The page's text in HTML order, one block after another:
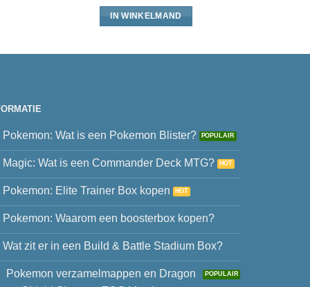
IN WINKELMAND
Pokemon: Wat is een Pokemon Blister?
Magic: Wat is een Commander Deck MTG?
Pokemon: Elite Trainer Box kopen
Pokemon: Waarom een boosterbox kopen?
Wat zit er in een Build & Battle Stadium Box?
Pokemon verzamelmappen en Dragon